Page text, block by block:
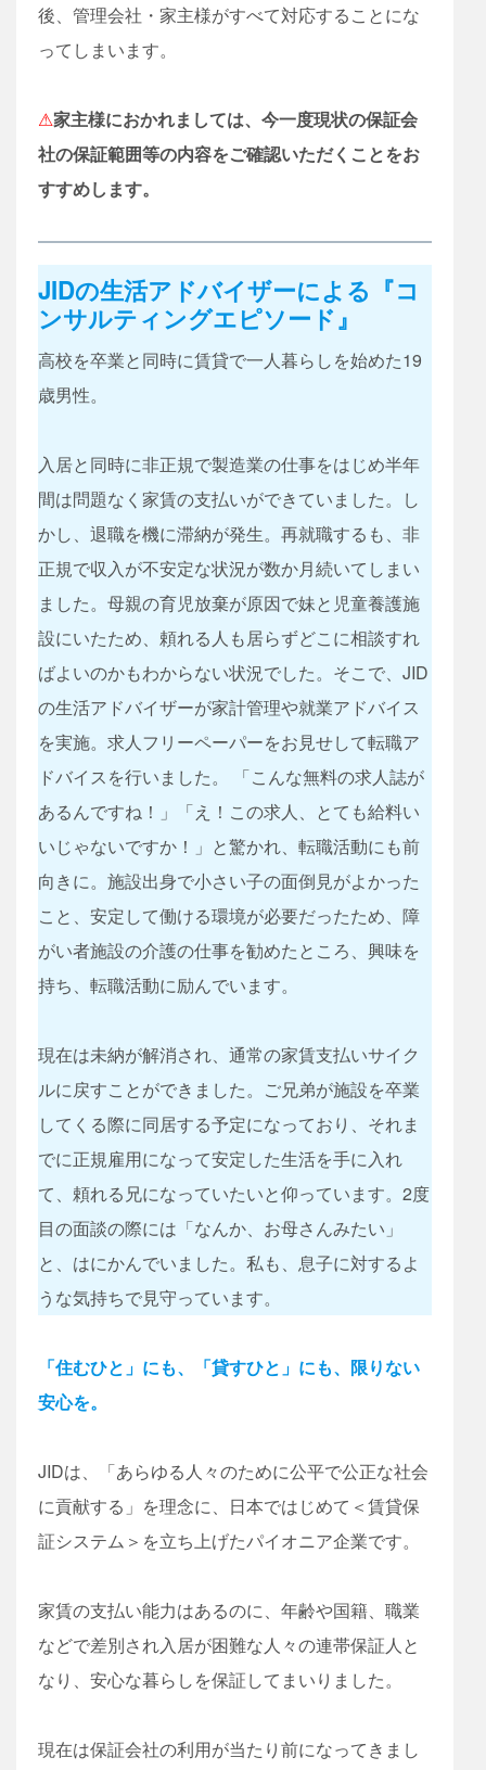
後、管理会社・家主様がすべて対応することにな
ってしまいます。​
⚠家主様におかれましては、今一度現状の保証会
社の保証範囲等の内容をご確認いただくことをお
すすめします。
JIDの生活アドバイザーによる『コ
ンサルティングエピソード』
高校を卒業と同時に賃貸で​一人暮らしを始めた19
歳男性。​
入居と同時に非正規で製造業の​仕事をはじめ半年
間は問題なく​家賃の支払いができていました。​し
かし、退職を機に滞納が発生。​再就職するも、非
正規で収入が不安定な状況が数か月続いてしまい
ました。​母親の育児放棄が原因で妹と児童養護施
設にいたため、頼れる人も居らずどこに相談すれ
ばよいのかもわからない状況でした。そこで、​JID
の生活アドバイザーが家計管理や就業アドバイス
を実施。​求人フリーペーパーをお見せして転職ア
ドバイスを行いました。 「こんな無料の求人誌が
あるんですね！」「え！この求人、とても給料い
いじゃないですか！」と驚かれ、転職活動にも前
向きに。施設出身で小さい子の面倒見がよかった
こと、安定して働ける環境が必要だったため、障
がい者施設の介護の仕事を勧めたところ、興味を
持ち、転職活動に励んでいます。​
現在は未納が解消され、通常の家賃支払いサイク
ルに戻すことができました。ご兄弟が施設を卒業
してくる際に同居する予定になっており、それま
でに正規雇用になって安定した生活を手に入れ
て、頼れる兄になっていたいと仰っています。2度
目の面談の際には「なんか、お母さんみたい」
と、はにかんでいました。私も、息子に対するよ
うな気持ちで見守っています。​
「住むひと」にも、「貸すひと」にも、限りない
安心を。
JIDは、「あらゆる人々のために公平で公正な社会
に貢献する」を理念に、日本ではじめて＜賃貸保
証システム＞を立ち上げたパイオニア企業です。
家賃の支払い能力はあるのに、年齢や国籍、職業
などで差別され入居が困難な人々の連帯保証人と
なり、安心な暮らしを保証してまいりました。
現在は保証会社の利用が当たり前になってきまし